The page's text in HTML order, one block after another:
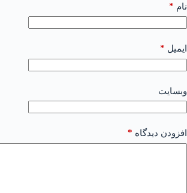
نام *
ایمیل *
وبسایت
افزودن دیدگاه *